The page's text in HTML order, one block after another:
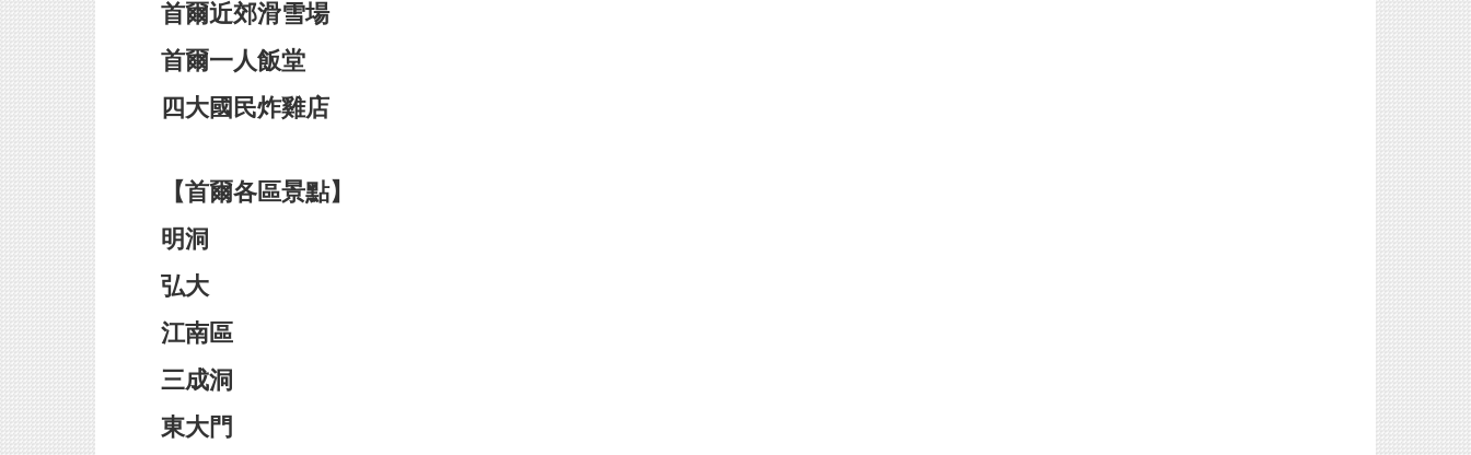
首爾近郊滑雪場
首爾一人飯堂
四大國民炸雞店
【首爾各區景點】
明洞
弘大
江南區
三成洞
東大門